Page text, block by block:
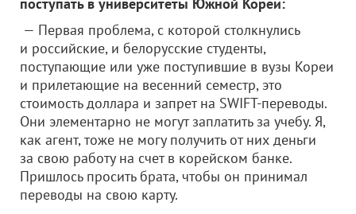
— Первая проблема, с которой столкнулись
и российские, и белорусские студенты,
поступающие или уже поступившие в вузы Кореи
и прилетающие на весенний семестр, это
стоимость доллара и запрет на SWIFT-переводы.
Они элементарно не могут заплатить за учебу. Я,
как агент, тоже не могу получить от них деньги
за свою работу на счет в корейском банке.
Пришлось просить брата, чтобы он принимал
переводы на свою карту.